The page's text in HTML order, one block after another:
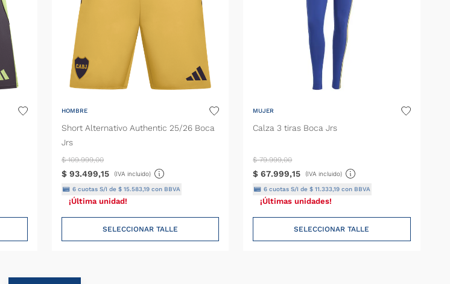
HOMBRE
Short Alternativo Authentic 25/26 Boca
Jrs
$ 109.999,00
$ 93.499,15 (IVA incluido)
6cuotas S/I de $ 15.583,19con BBVA
¡Última unidad!
SELECCIONAR TALLE
MUJER
Calza 3 tiras Boca Jrs
$ 79.999,00
$ 67.999,15 (IVA incluido)
6 cuotas S/I de$ 11.333,19 con BBVA
¡Últimas unidades!
SELECCIONAR TALLE